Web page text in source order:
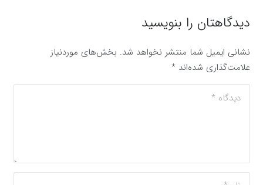
دیدگاهتان را بنویسید
نشانی ایمیل شما منتشر نخواهد شد. بخش‌های موردنیاز
علامت‌گذاری شده‌اند*